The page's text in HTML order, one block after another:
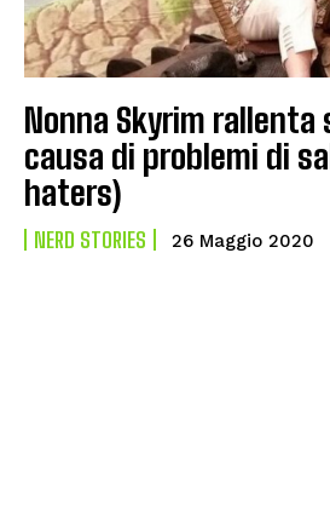
Nonna Skyrim rallenta
causa di problemi di
haters)
NERD STORIES 26 Maggio 2020